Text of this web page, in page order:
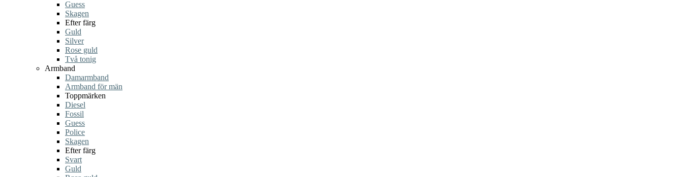
Guess
Skagen
Efter färg
Guld
Silver
Rose guld
Två tonig
Armband
Damarmband
Armband för män
Toppmärken
Diesel
Fossil
Guess
Police
Skagen
Efter färg
Svart
Guld